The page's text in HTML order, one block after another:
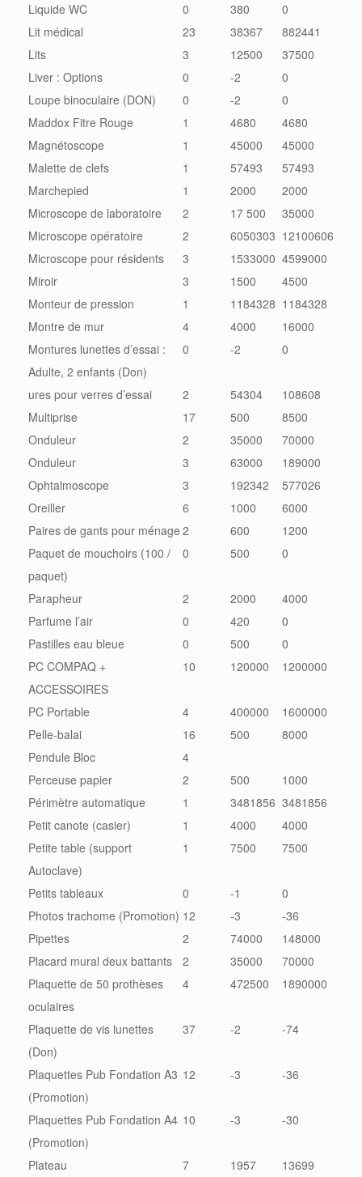
Liquide WC
0 380
0
Lit médical
23 38367
882441
Lits
3 12500
37500
Liver : Options
0 -2
0
Loupe binoculaire (DON)
0 -2
0
Maddox Fitre Rouge
1 4680
4680
Magnétoscope
1 45000
45000
Malette de clefs
1 57493
57493
Marchepied
1 2000
2000
Microscope de laboratoire
2 17 500
35000
Microscope opératoire
2 6050303 12100606
Microscope pour résidents
3 1533000 4599000
Miroir
3 1500
4500
Monteur de pression
1 1184328 1184328
Montre de mur
4 4000
16000
Montures lunettes d’essai :
Adulte, 2 enfants (Don)
0 -2 0
ures pour verres d’essai 2 54304
108608
Multiprise
17 500
8500
Onduleur
2 35000
70000
Onduleur
3 63000
189000
Ophtalmoscope
3 192342
577026
Oreiller
6 1000
6000
Paires de gants pour ménage 2 600
1200
Paquet de mouchoirs (100 /
paquet)
0 500 0
Parapheur 2 2000
4000
Parfume l’air
0 420
0
Pastilles eau bleue
0 500
0
PC COMPAQ +
ACCESSOIRES
10 120000 1200000
PC Portable 4 400000
1600000
Pelle-balai
16 500
8000
Pendule Bloc
4
Perceuse papier
2 500
1000
Périmètre automatique
1 3481856 3481856
Petit canote (casier)
1 4000
4000
Petite table (support
Autoclave)
1 7500 7500
Petits tableaux 0 -1
0
Photos trachome (Promotion) 12 -3
-36
Pipettes
2 74000
148000
Placard mural deux battants
2 35000
70000
Plaquette de 50 prothèses
oculaires
4 472500 1890000
Plaquette de vis lunettes
(Don)
37 -2 -74
Plaquettes Pub Fondation A3
(Promotion)
12 -3 -36
Plaquettes Pub Fondation A4
(Promotion)
10 -3 -30
Plateau 7 1957 13699